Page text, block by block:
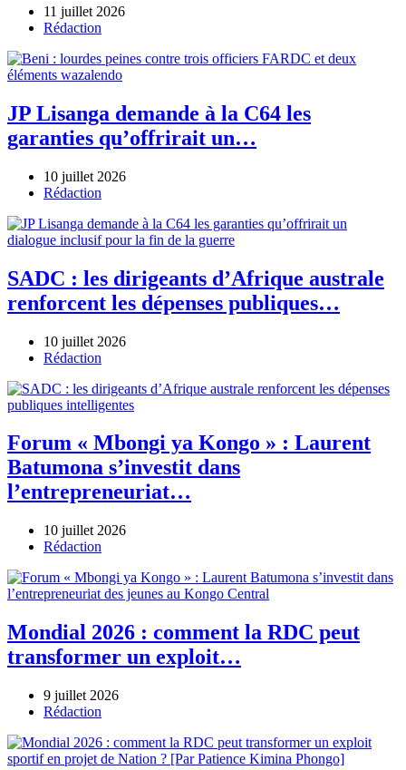
11 juillet 2026
Author
Rédaction
JP Lisanga demande à la C64 les
garanties qu’offrirait un…
10 juillet 2026
Author
Rédaction
SADC : les dirigeants d’Afrique australe
renforcent les dépenses publiques…
10 juillet 2026
Author
Rédaction
Forum « Mbongi ya Kongo » : Laurent
Batumona s’investit dans
l’entrepreneuriat…
10 juillet 2026
Author
Rédaction
Mondial 2026 : comment la RDC peut
transformer un exploit…
9 juillet 2026
Author
Rédaction